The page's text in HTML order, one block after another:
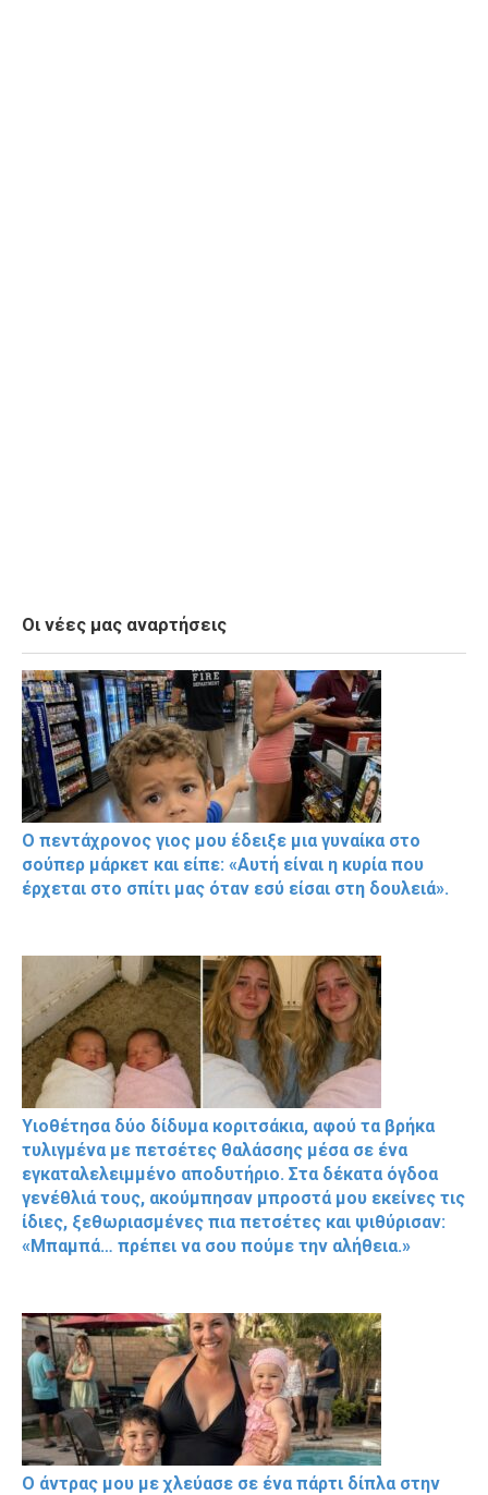
Οι νέες μας αναρτήσεις
Ο πεντάχρονος γιος μου έδειξε μια γυναίκα στο
σούπερ μάρκετ και είπε: «Αυτή είναι η κυρία που
έρχεται στο σπίτι μας όταν εσύ είσαι στη δουλειά».
Υιοθέτησα δύο δίδυμα κοριτσάκια, αφού τα βρήκα
τυλιγμένα με πετσέτες θαλάσσης μέσα σε ένα
εγκαταλελειμμένο αποδυτήριο. Στα δέκατα όγδοα
γενέθλιά τους, ακούμπησαν μπροστά μου εκείνες τις
ίδιες, ξεθωριασμένες πια πετσέτες και ψιθύρισαν:
«Μπαμπά… πρέπει να σου πούμε την αλήθεια.»
Ο άντρας μου με χλεύασε σε ένα πάρτι δίπλα στην